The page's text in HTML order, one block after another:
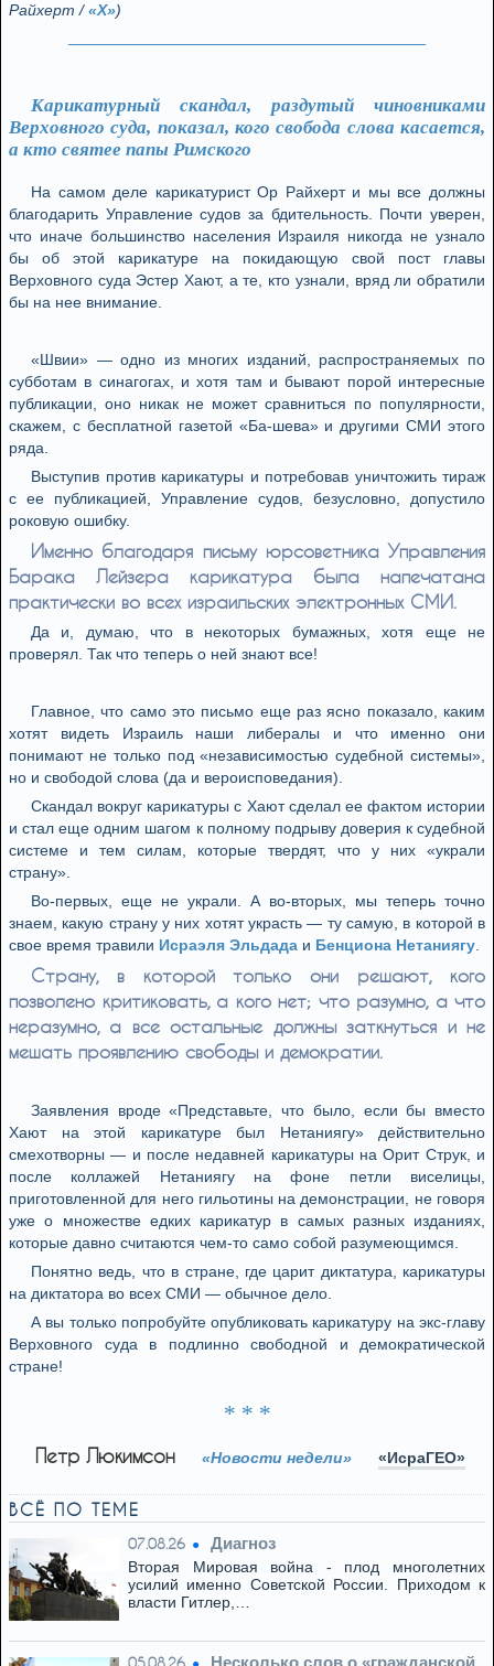
Райхерт /«X»)
Карикатурный скандал, раздутый чиновниками
Верховного суда, показал, кого свобода слова касается,
а кто святее папы Римского
На самом деле карикатурист Ор Райхерт и мы все должны
благодарить Управление судов за бдительность. Почти уверен,
что иначе большинство населения Израиля никогда не узнало
бы об этой карикатуре на покидающую свой пост главы
Верховного суда Эстер Хают, а те, кто узнали, вряд ли обратили
бы на нее внимание.
«Швии» — одно из многих изданий, распространяемых по
субботам в синагогах, и хотя там и бывают порой интересные
публикации, оно никак не может сравниться по популярности,
скажем, с бесплатной газетой «Ба-шева» и другими СМИ этого
ряда.
Выступив против карикатуры и потребовав уничтожить тираж
с ее публикацией, Управление судов, безусловно, допустило
роковую ошибку.
Именно благодаря письму юрсоветника Управления
Барака Лейзера карикатура была напечатана
практически во всех израильских электронных СМИ.
Да и, думаю, что в некоторых бумажных, хотя еще не
проверял. Так что теперь о ней знают все!
Главное, что само это письмо еще раз ясно показало, каким
хотят видеть Израиль наши либералы и что именно они
понимают не только под «независимостью судебной системы»,
но и свободой слова (да и вероисповедания).
Скандал вокруг карикатуры с Хают сделал ее фактом истории
и стал еще одним шагом к полному подрыву доверия к судебной
системе и тем силам, которые твердят, что у них «украли
страну».
Во-первых, еще не украли. А во-вторых, мы теперь точно
знаем, какую страну у них хотят украсть — ту самую, в которой в
свое время травили Исраэля Эльдада и Бенциона Нетаниягу
Страну, в которой только они решают, кого
позволено критиковать, а кого нет; что разумно, а что
неразумно, а все остальные должны заткнуться и не
мешать проявлению свободы и демократии.
Заявления вроде «Представьте, что было, если бы вместо
Хают на этой карикатуре был Нетаниягу» действительно
смехотворны — и после недавней карикатуры на Орит Струк, и
после коллажей Нетаниягу на фоне петли виселицы,
приготовленной для него гильотины на демонстрации, не говоря
уже о множестве едких карикатур в самых разных изданиях,
которые давно считаются чем-то само собой разумеющимся.
Понятно ведь, что в стране, где царит диктатура, карикатуры
на диктатора во всех СМИ — обычное дело.
А вы только попробуйте опубликовать карикатуру на экс-главу
Верховного суда в подлинно свободной и демократической
стране!
* * *
Петр Люкимсон «Новости недели» «ИсраГЕО»
ВСЁ ПО ТЕМЕ
07.08.26 Диагноз
Вторая Мировая война - плод многолетних
усилий именно Советской России. Приходом к
власти Гитлер,…
Несколько слов о «гражданской